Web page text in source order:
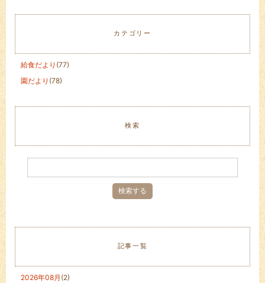
カテゴリー
給食だより (77)
園だより (78)
検索
記事一覧
2026年08月 (2)